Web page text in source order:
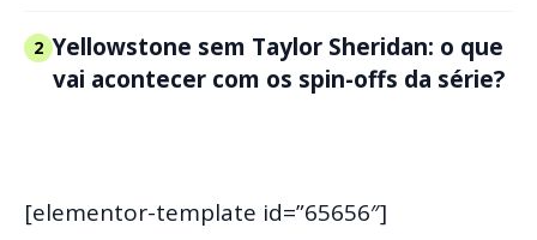
2 Yellowstone sem Taylor Sheridan: o que
vai acontecer com os spin-offs da série?
[elementor-template id=”65656″]